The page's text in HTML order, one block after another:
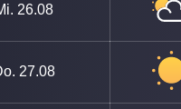
26.08
27.08